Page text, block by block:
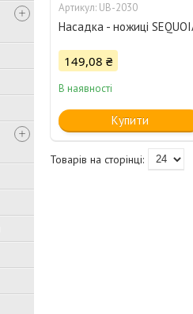
UB-2030
Насадка - ножиці
149,08 ₴
В наявності
Купити